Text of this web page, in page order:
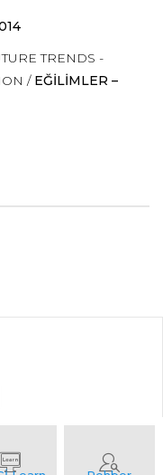
TRENDS -
/ EĞİLİMLER –